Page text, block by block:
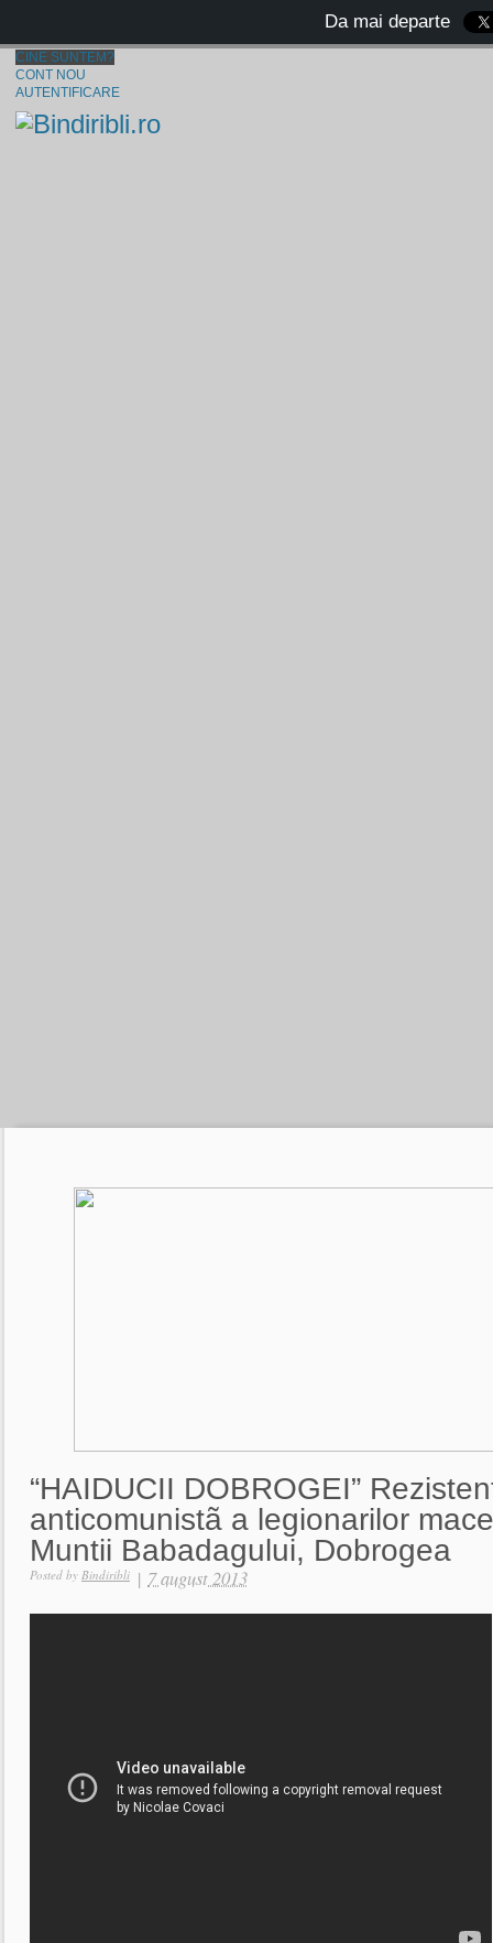
CINE SUNTEM?
CONT NOU
AUTENTIFICARE
“HAIDUCII DOBROGEI”
anticomunistã a legionarilor
Muntii Babadagului, Dobrogea
Posted by Bindiribli | 7 august 2013
Da mai departe